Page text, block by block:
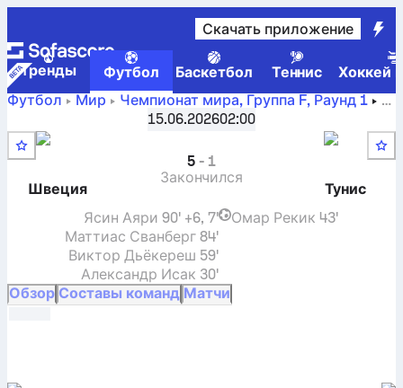
Скачать приложение
Tренды Футбол Баскетбол Теннис
Хоккей
Футбол
Мир Чемпионат мира, Группа F, Раунд 1
: текущий результат, результаты H2H-
игр, таблицы и прогнозы
15.06.202602:00
Швеция
5- 1
Закончился
Тунис
Ясин Аяри 90' +6, 7'
Маттиас Сванберг 84'
Виктор Дьёкереш 59'
Александр Исак 30'
Омар Рекик 43'
Обзор Составы команд Матчи